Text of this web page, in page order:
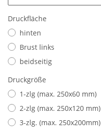
Druckfläche
hinten
Brust links
beidseitig
Druckgröße
1-zlg (max. 250x60 mm)
2-zlg (max. 250x120 mm)
3-zlg. (max. 250x200mm)